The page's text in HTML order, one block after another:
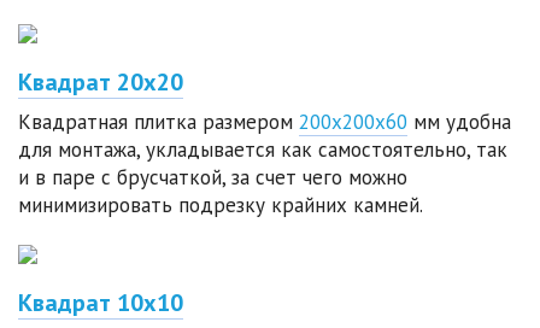
Квадрат 20х20
Квадратная плитка размером 200х200х60 мм удобна
для монтажа, укладывается как самостоятельно, так
и в паре с брусчаткой, за счет чего можно
минимизировать подрезку крайних камней.
Квадрат 10х10